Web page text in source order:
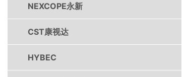
NEXCOPE永新
CST康视达
HYBEC